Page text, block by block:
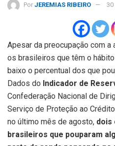
Por JEREMIAS RIBEIRO 30
Apesar da preocupação com a
os brasileiros que têm o
baixo o percentual dos que
Dados do Indicador de
Confederação Nacional de
Serviço de Proteção ao
no último mês de agosto, dois
brasileiros que pouparam